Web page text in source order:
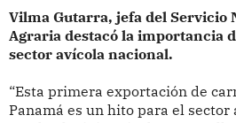
Vilma Gutarra, jefa del Servicio
Agraria destacó la importancia
sector avícola nacional.
“Esta primera exportación de
Panamá es un hito para el sector